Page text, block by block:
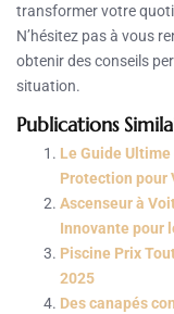
transformer votre
N’hésitez pas à vous
obtenir des conseils
situation.
Publications
Le Guide
Protection pour
Ascenseur à
Innovante pour
Piscine Prix
2025
Des canapés